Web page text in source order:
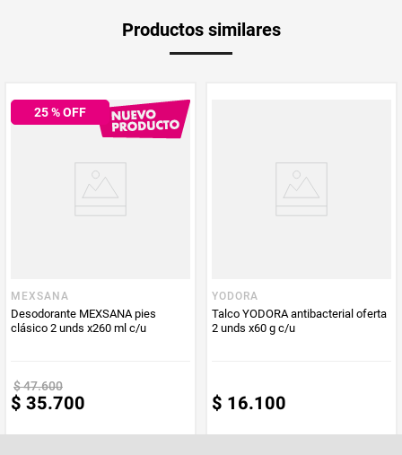
PUM - Medida 385
Producto (kg)
Productos similares
25% OFF
MEXSANA
Desodorante MEXSANA pies
clásico 2 unds x260 ml c/u
$47.600
$ 35.700
YODORA
Talco YODORA antibacterial oferta
2 unds x60 g c/u
$ 16.100